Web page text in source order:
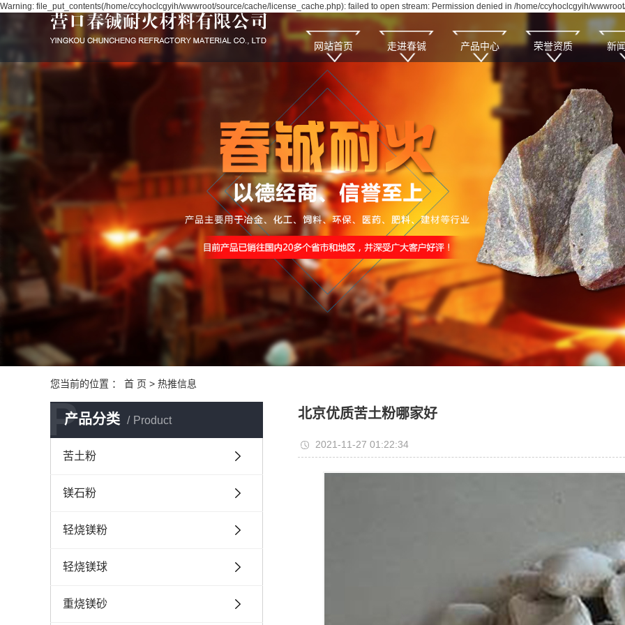
Warning: file_put_contents(/home/ccyhoclcgyih/wwwroot/source/cache/license_cache.php): failed to open stream: Permission denied in /home/ccyhoclcgyih/
网站首页 走进春铖 产品中心 荣誉资质 新
您当前的位置 ： 首 页 > 热推信息
产品分类 Product
P
苦土粉
镁石粉
轻烧镁粉
轻烧镁球
重烧镁砂
北京优质苦土粉哪家好
2021-11-27 01:22:34